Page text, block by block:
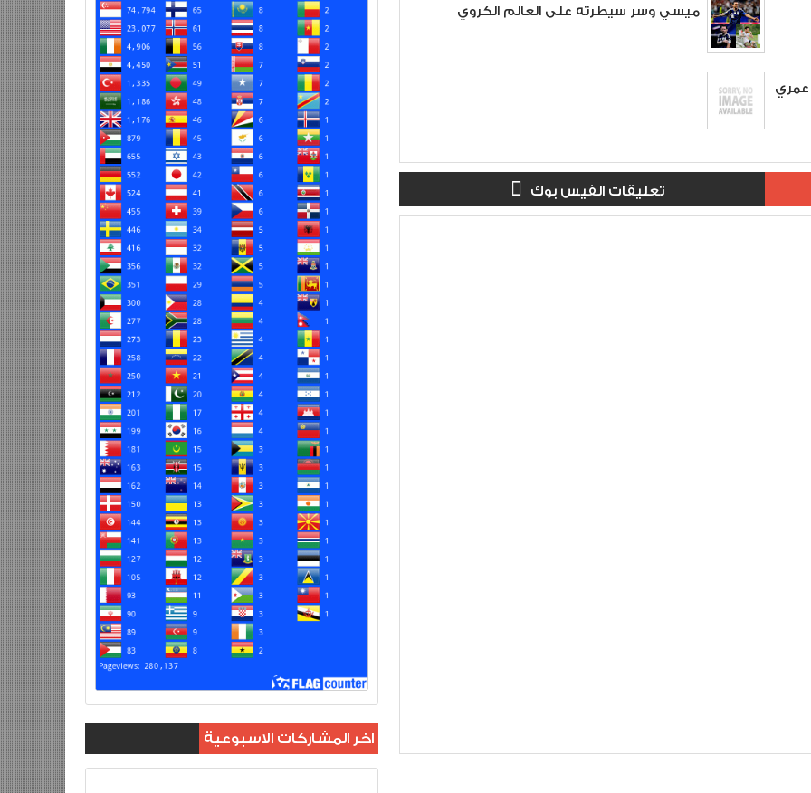
ميسي وسر سيطرته على العالم الكروي
تعليقات الفيس بوك
اخر المشاركات الاسبوعية